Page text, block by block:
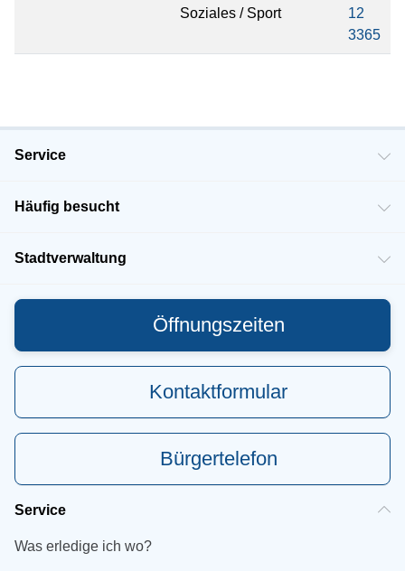
Soziales / Sport
12
3365
Service
Häufig besucht
Stadtverwaltung
Öffnungszeiten
Kontaktformular
Bürgertelefon
Service
Was erledige ich wo?